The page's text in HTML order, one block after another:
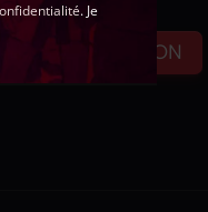
FAIRE UN DON
. Je